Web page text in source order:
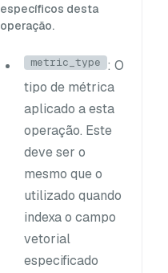
específicos desta
operação.
metric_type : O
tipo de métrica
aplicado a esta
operação. Este
deve ser o
mesmo que o
utilizado quando
indexa o campo
vetorial
especificado